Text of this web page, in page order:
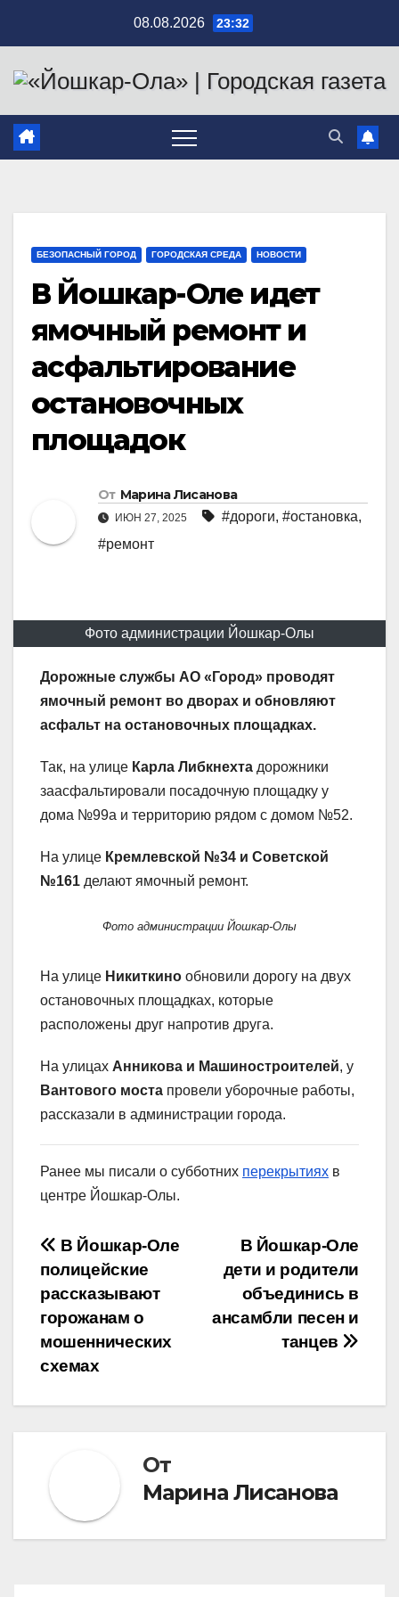
содержимому
08.08.2026 23:32
БЕЗОПАСНЫЙ ГОРОД ГОРОДСКАЯ СРЕДА НОВОСТИ
В Йошкар-Оле идет
ямочный ремонт и
асфальтирование
остановочных
площадок
От Марина Лисанова
ИЮН 27, 2025 #дороги, #остановка,
#ремонт
Фото администрации Йошкар-Олы
Дорожные службы АО «Город» проводят
ямочный ремонт во дворах и обновляют
асфальт на остановочных площадках.
Так, на улице Карла Либкнехта дорожники
заасфальтировали посадочную площадку у
дома №99а и территорию рядом с домом №52.
На улице Кремлевской №34 и Советской
№161 делают ямочный ремонт.
Фото администрации Йошкар-Олы
На улице Никиткино обновили дорогу на двух
остановочных площадках, которые
расположены друг напротив друга.
На улицах Анникова и Машиностроителей, у
Вантового моста провели уборочные работы,
рассказали в администрации города.
Ранее мы писали о субботних перекрытиях в
центре Йошкар-Олы.
Навигация
по
записям
В Йошкар-Оле
дети и родители
объединись в
ансамбли песен и
танцев
В Йошкар-Оле
полицейские
рассказывают
горожанам о
мошеннических
схемах
От
Марина Лисанова